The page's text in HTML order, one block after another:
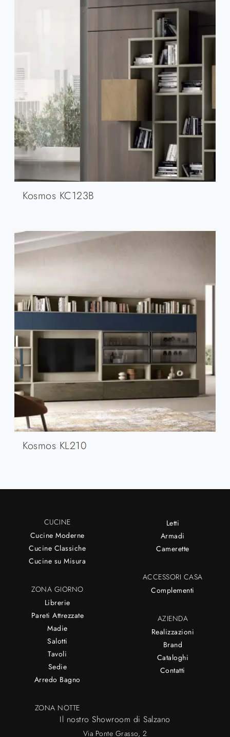
Kosmos KC123B
Kosmos KL210
CUCINE
Cucine Moderne
Cucine Classiche
Cucine su Misura
ZONA GIORNO
Librerie
Pareti Attrezzate
Madie
Salotti
Tavoli
Sedie
Arredo Bagno
ZONA NOTTE
Letti
Armadi
Camerette
ACCESSORI CASA
Complementi
AZIENDA
Realizzazioni
Brand
Cataloghi
Contatti
Il nostro Showroom di Salzano
Via Ponte Grasso, 2